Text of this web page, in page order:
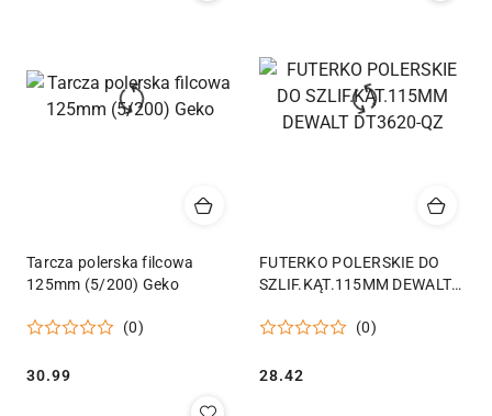
Tarcza polerska filcowa
125mm (5/200) Geko
(0)
Cena:
30.99
FUTERKO POLERSKIE DO
SZLIF.KĄT.115MM DEWALT
(0)
Cena:
28.42